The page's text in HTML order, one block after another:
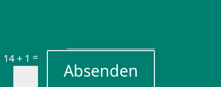
14 + 1 =
Absenden